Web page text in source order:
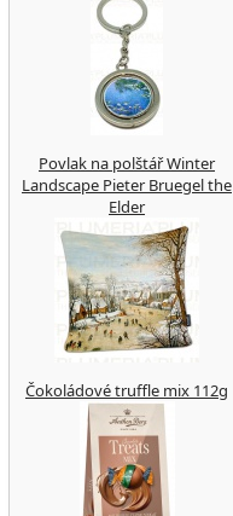
Povlak na polštář Winter
Landscape Pieter Bruegel the
Elder
Čokoládové truffle mix 112g